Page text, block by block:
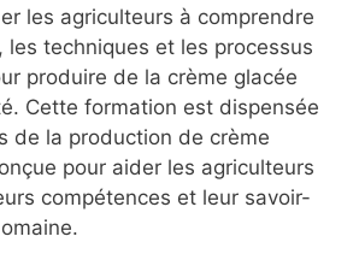
les agriculteurs à comprendre
les techniques et les processus
produire de la crème glacée
Cette formation est dispensée
de la production de crème
pour aider les agriculteurs
compétences et leur savoir-